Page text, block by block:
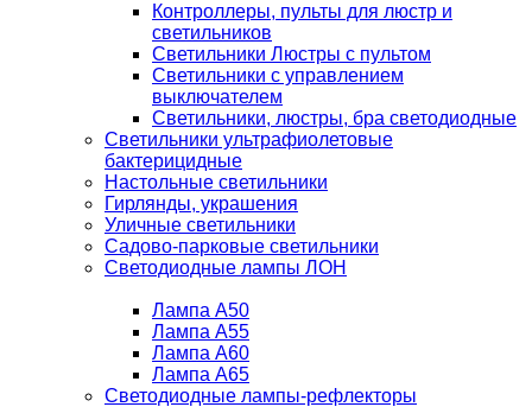
Контроллеры, пульты для люстр и
светильников
Светильники Люстры с пультом
Светильники с управлением
выключателем
Светильники, люстры, бра светодиодные
Светильники ультрафиолетовые
бактерицидные
Настольные светильники
Гирлянды, украшения
Уличные светильники
Садово-парковые светильники
Светодиодные лампы ЛОН
Лампа A50
Лампа A55
Лампа A60
Лампа A65
Светодиодные лампы-рефлекторы